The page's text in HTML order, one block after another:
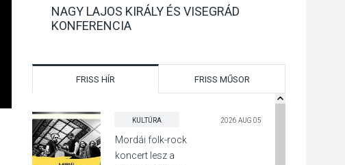
NAGY LAJOS KIRÁLY ÉS VISEGRÁD
KONFERENCIA
FRISS HÍR FRISS MŰSOR
KULTÚRA 2026 AUG 05
Mordái folk-rock
koncert lesz a